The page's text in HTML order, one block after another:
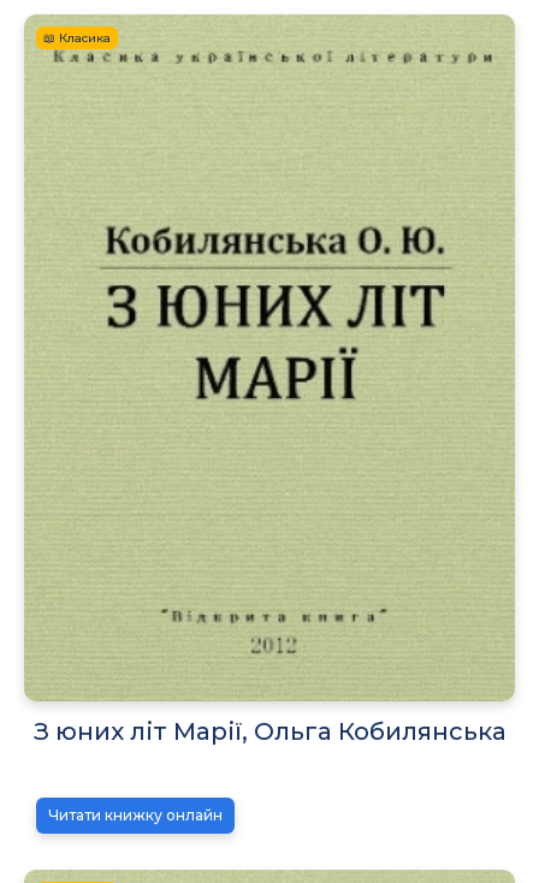
📖 Класика
З юних літ Марії, Ольга Кобилянська
Читати книжку онлайн